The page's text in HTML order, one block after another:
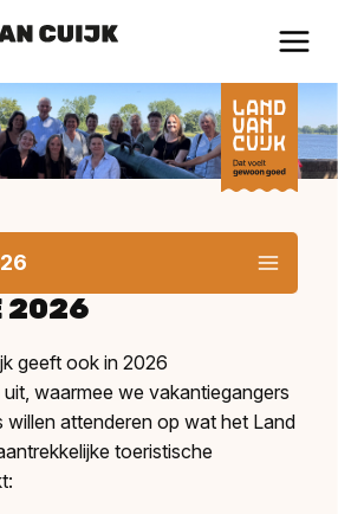
2026
geeft ook in 2026
waarmee we vakantiegangers
willen attenderen op wat het Land
toeristische